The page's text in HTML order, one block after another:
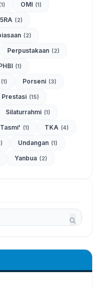
OMI (1)
(2)
(2)
Perpustakaan (2)
(1)
(1) Porseni (3)
Prestasi (15)
Silaturrahmi (1)
Tasmi' (1) TKA (4)
Undangan (1)
Yanbua (2)